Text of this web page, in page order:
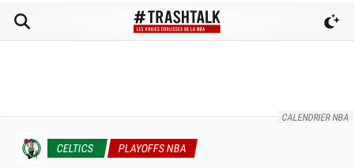
CALENDRIER NBA
CELTICS PLAYOFFS NBA